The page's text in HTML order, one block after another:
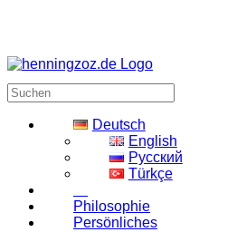
Deutsch
English
Русский
Türkçe
Philosophie
Persönliches